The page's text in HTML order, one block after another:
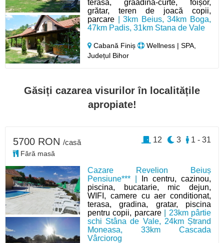
terasă, graădină-curte, foișor,
grătar, teren de joacă copii,
parcare | 3km Beius, 34km Boga,
47km Padis, 31km Stana de Vale
Cabană Finiș
Wellness | SPA,
Județul Bihor
Găsiți cazarea visurilor în localitățile
apropiate!
Cazare Revelion Beiuș
Pensiune*** |
In centru, cazinou,
piscina, bucatarie, mic dejun,
WIFI, camere cu aer conditionat,
terasa, gradina, gratar, piscina
pentru copii, parcare| 23km pârtie
schi Stâna de Vale, 24km Ștrand
Moneasa, 33km Cascada
Vârciorog
5700 RON /casă
Fără masă
1 - 31
3
12